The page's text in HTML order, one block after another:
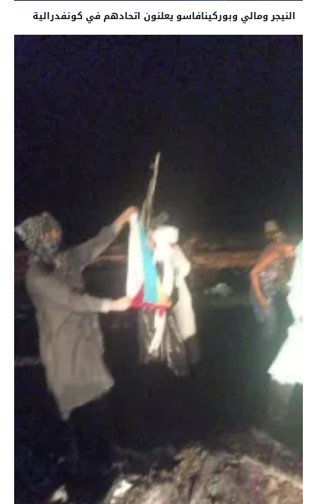
النيجر ومالي وبوركينافاسو يعلنون اتحادهم في كونفدرالية